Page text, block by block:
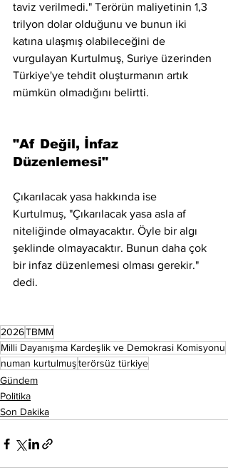
taviz verilmedi." Terörün maliyetinin 1,3
trilyon dolar olduğunu ve bunun iki
katına ulaşmış olabileceğini de
vurgulayan Kurtulmuş, Suriye üzerinden
Türkiye'ye tehdit oluşturmanın artık
mümkün olmadığını belirtti.
"Af Değil, İnfaz
Düzenlemesi"
Çıkarılacak yasa hakkında ise
Kurtulmuş, "Çıkarılacak yasa asla af
niteliğinde olmayacaktır. Öyle bir algı
şeklinde olmayacaktır. Bunun daha çok
bir infaz düzenlemesi olması gerekir."
dedi.
2026TBMM
Milli Dayanışma Kardeşlik ve Demokrasi Komisyonu
numan kurtulmuşterörsüz türkiye
Gündem
Politika
Son Dakika